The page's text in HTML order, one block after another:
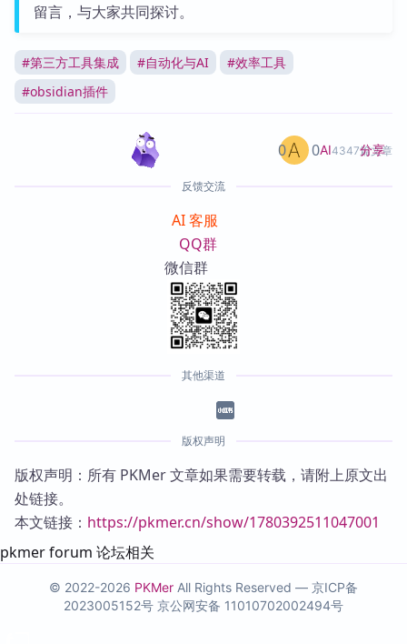
留言，与大家共同探讨。
#第三方工具集成 #自动化与AI #效率工具
#obsidian插件
AI4347篇文章
0 0 分享
反馈交流
AI 客服
QQ群
微信群
其他渠道
版权声明
版权声明：所有 PKMer 文章如果需要转载，请附上原文出
处链接。
本文链接： https://pkmer.cn/show/1780392511047001
pkmer forum 论坛相关
© 2022-2026 PKMer All Rights Reserved — 京ICP备
2023005152号 京公网安备 11010702002494号